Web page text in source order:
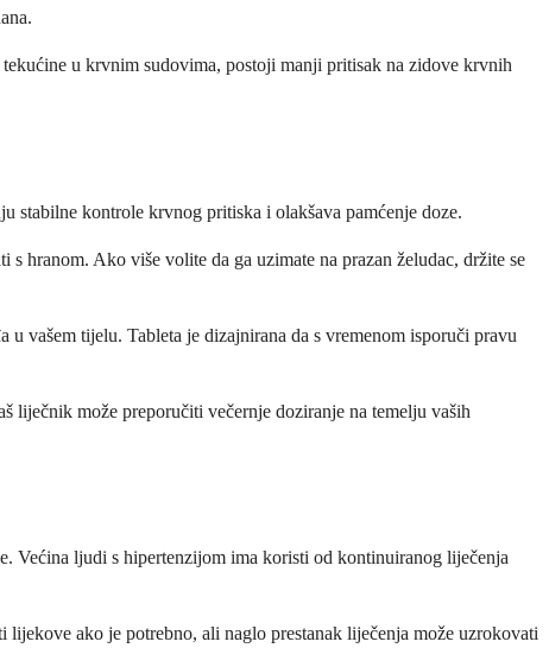
u krvnim sudovima, postoji manji pritisak na zidove krvnih
stabilne kontrole krvnog pritiska i olakšava pamćenje doze.
hranom. Ako više volite da ga uzimate na prazan želudac, držite se
vašem tijelu. Tableta je dizajnirana da s vremenom isporuči pravu
liječnik može preporučiti večernje doziranje na temelju vaših
Većina ljudi s hipertenzijom ima koristi od kontinuiranog liječenja
ako je potrebno, ali naglo prestanak liječenja može uzrokovati